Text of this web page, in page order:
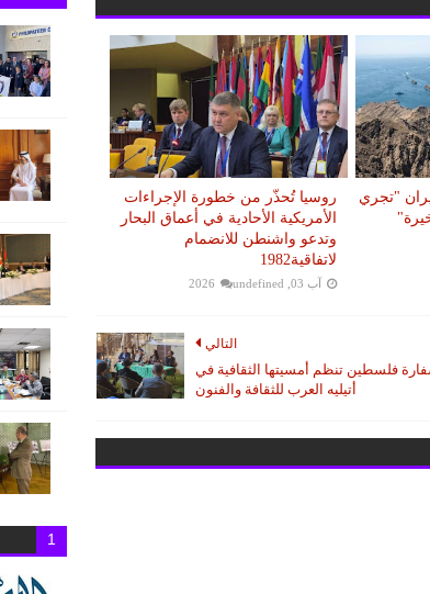
"تجري
روسيا تُحذّر من خطورة الإجراءات
الأمريكية الأحادية في أعماق البحار
وتدعو واشنطن للانضمام
لاتفاقية1982
آب 03, 2026 undefined
التالي
فلسطين تنظم أمسيتها الثقافية في
أتيليه العرب للثقافة والفنون
1